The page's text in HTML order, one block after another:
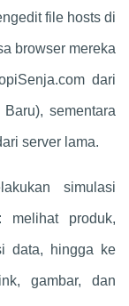
file hosts di
browser mereka
dari
sementara
server lama.
simulasi
melihat produk,
data, hingga ke
gambar, dan